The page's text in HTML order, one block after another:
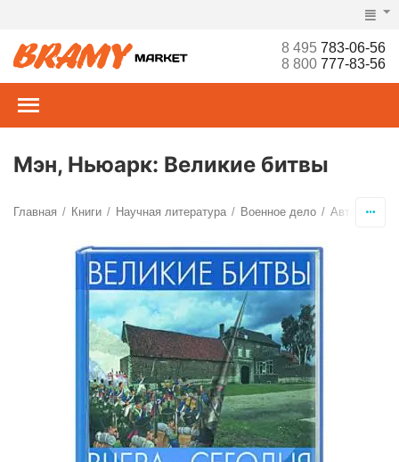
8 495783-06-56
8 800777-83-56
Мэн, Ньюарк: Великие битвы
Главная / Книги / Научная литература / Военное дело / Автор Мэн